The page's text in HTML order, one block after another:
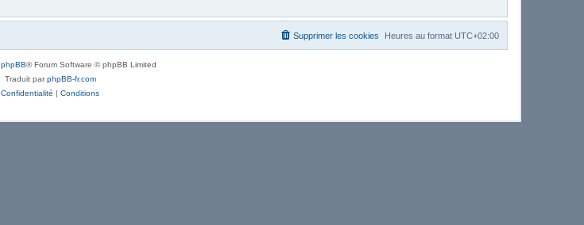
Heures au format UTC+02:00
Supprimer les cookies
phpBB® Forum Software © phpBB Limited
Traduit parphpBB-fr.com
Confidentialité | Conditions